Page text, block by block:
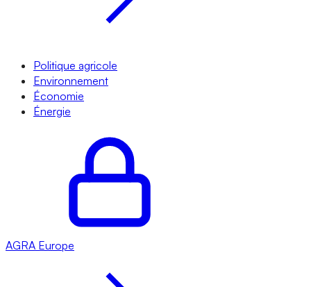
Politique agricole
Environnement
Économie
Énergie
AGRA Europe